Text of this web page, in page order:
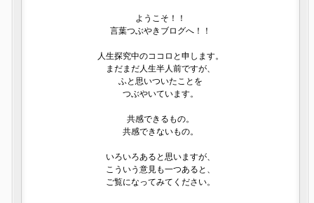
ようこそ！！
言葉つぶやきブログへ！！
人生探究中のココロと申します。
まだまだ人生半人前ですが、
ふと思いついたことを
つぶやいています。
共感できるもの。
共感できないもの。
いろいろあると思いますが、
こういう意見も一つあると、
ご覧になってみてください。